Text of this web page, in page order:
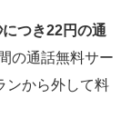
つき22円の通
の通話無料サー
ンから外して料